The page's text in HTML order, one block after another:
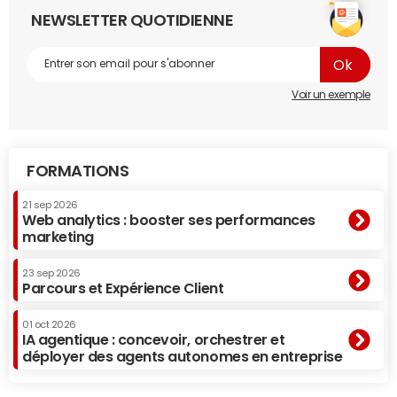
NEWSLETTER QUOTIDIENNE
Voir un exemple
FORMATIONS
21 sep 2026
Web analytics : booster ses performances
marketing
23 sep 2026
Parcours et Expérience Client
01 oct 2026
IA agentique : concevoir, orchestrer et
déployer des agents autonomes en entreprise